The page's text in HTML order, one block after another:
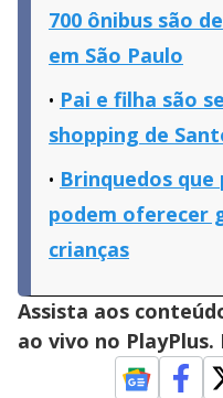
700 ônibus são
em São Paulo
Pai e filha são
shopping de
Brinquedos
podem oferecer
crianças
Assista aos
ao vivo no PlayPlus.